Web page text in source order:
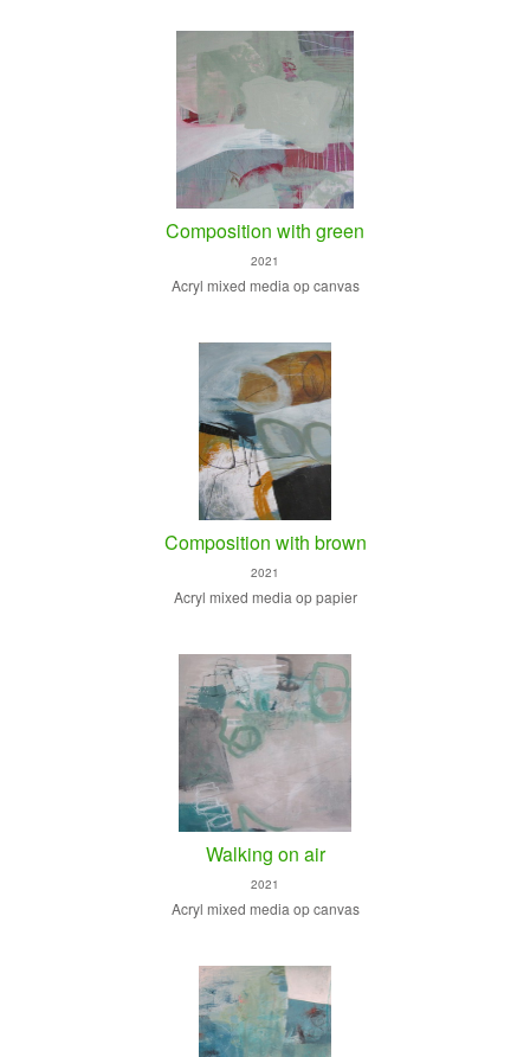
Composition with green
2021
Acryl mixed media op canvas
Composition with brown
2021
Acryl mixed media op papier
Walking on air
2021
Acryl mixed media op canvas